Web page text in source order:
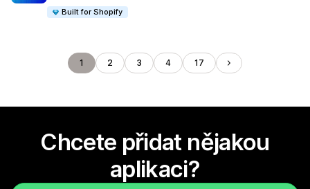
Built for Shopify
1 2 3 4 17
Chcete přidat nějakou
aplikaci?